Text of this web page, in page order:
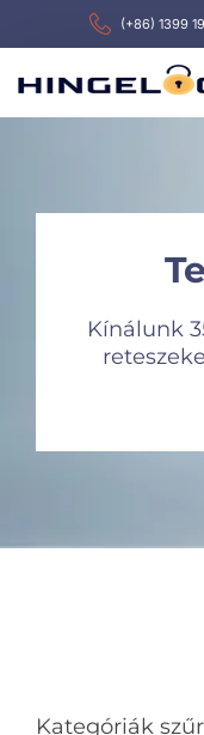
(+86) 1399
Kínálunk
Kategóriák